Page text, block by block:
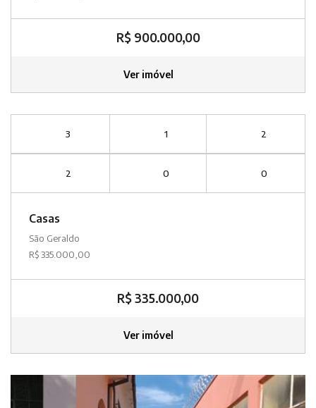
R$ 900.000,00
Ver imóvel
3 1 2
2 0 0
Casas
São Geraldo
R$ 335.000,00
R$ 335.000,00
Ver imóvel